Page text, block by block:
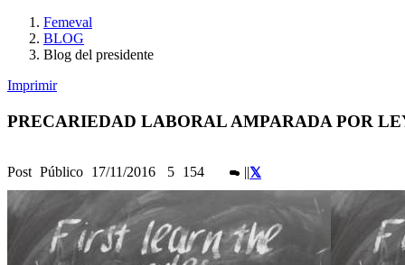
Femeval
BLOG
Blog del presidente
Imprimir
PRECARIEDAD LABORAL AMPARADA POR
Post Público 17/11/2016 5 154 ||